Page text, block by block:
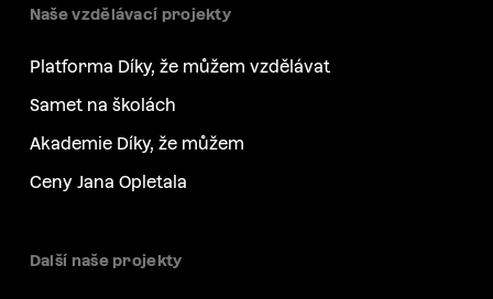
Naše vzdělávací projekty
Platforma Díky, že můžem vzdělávat
Samet na školách
Akademie Díky, že můžem
Ceny Jana Opletala
Další naše projekty